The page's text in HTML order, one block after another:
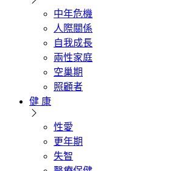
中年危機
人際關係
自我成長
兩性家庭
空巢期
照顧者
健 康
性愛
更年期
失智